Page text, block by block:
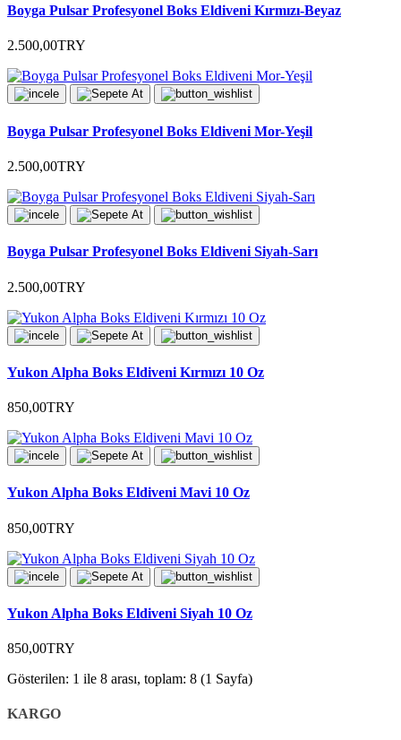
Boyga Pulsar Profesyonel Boks Eldiveni Kırmızı-Beyaz
2.500,00TRY
Boyga Pulsar Profesyonel Boks Eldiveni Mor-Yeşil
2.500,00TRY
Boyga Pulsar Profesyonel Boks Eldiveni Siyah-Sarı
2.500,00TRY
Yukon Alpha Boks Eldiveni Kırmızı 10 Oz
850,00TRY
Yukon Alpha Boks Eldiveni Mavi 10 Oz
850,00TRY
Yukon Alpha Boks Eldiveni Siyah 10 Oz
850,00TRY
Gösterilen: 1 ile 8 arası, toplam: 8 (1 Sayfa)
KARGO